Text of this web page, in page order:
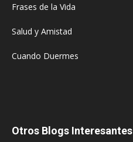
Frases de la Vida
Salud y Amistad
Cuando Duermes
Otros Blogs Interesantes